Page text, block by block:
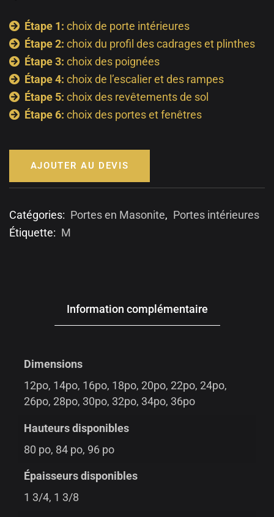
Étape 1: choix de porte intérieures
Étape 2: choix du profil des cadrages et plinthes
Étape 3: choix des poignées
Étape 4: choix de l’escalier et des rampes
Étape 5: choix des revêtements de sol
Étape 6: choix des portes et fenêtres
AJOUTER AU DEVIS
Catégories: Portes en Masonite, Portes intérieures
Étiquette: M
Information complémentaire
Dimensions
12po, 14po, 16po, 18po, 20po, 22po, 24po,
26po, 28po, 30po, 32po, 34po, 36po
Hauteurs disponibles
80 po, 84 po, 96 po
Épaisseurs disponibles
1 3/4, 1 3/8